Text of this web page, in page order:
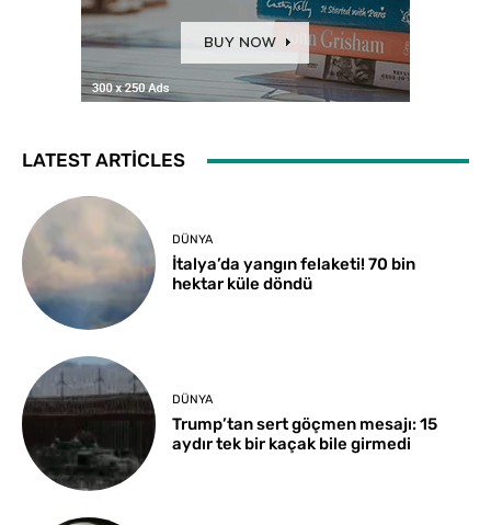
LATEST ARTICLES
DÜNYA
İtalya’da yangın felaketi! 70 bin
hektar küle döndü
DÜNYA
Trump’tan sert göçmen mesajı: 15
aydır tek bir kaçak bile girmedi